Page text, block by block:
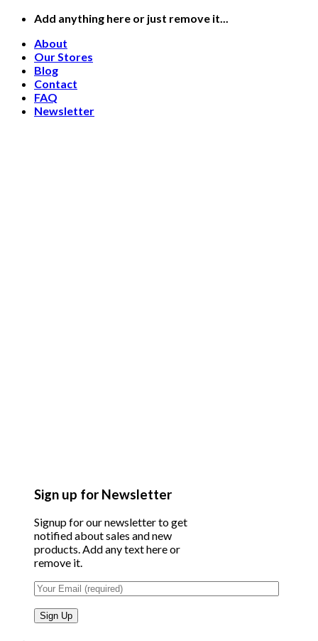
Skip
content
Add anything here or just remove it...
About
Our Stores
Blog
Contact
FAQ
Newsletter
Sign up for Newsletter
Signup for our newsletter to get
notified about sales and new
products. Add any text here or
remove it.